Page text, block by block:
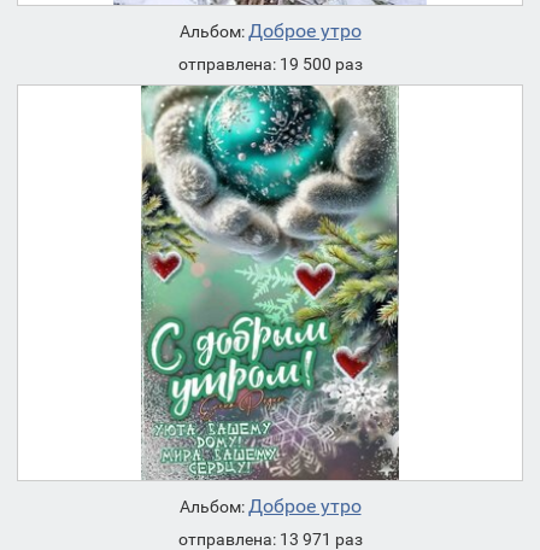
Альбом:Доброе утро
отправлена: 19 500 раз
Альбом:Доброе утро
отправлена: 13 971 раз